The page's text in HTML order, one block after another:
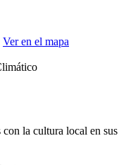
Ver en el mapa